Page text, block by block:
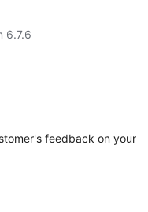
6.7.6
feedback on your